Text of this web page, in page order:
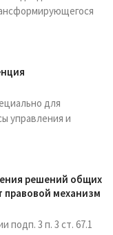
для
управления и
решений общих
правовой механизм
3 п. 3 ст. 67.1